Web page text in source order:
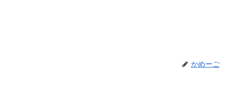
かめーご